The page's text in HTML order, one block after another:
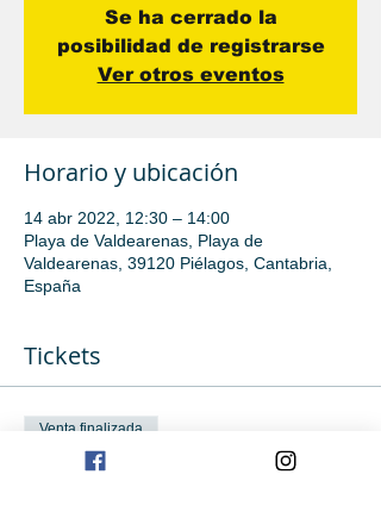
Se ha cerrado la
posibilidad de registrarse
Ver otros eventos
Horario y ubicación
14 abr 2022, 12:30 – 14:00
Playa de Valdearenas, Playa de
Valdearenas, 39120 Piélagos, Cantabria,
España
Tickets
Venta finalizada
Tipo de entrada